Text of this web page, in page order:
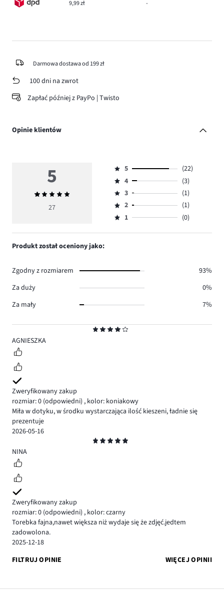
9,99 zł -
Darmowa dostawa od 199 zł
100 dni na zwrot
Zapłać później z PayPo | Twisto
Opinie klientów
4
AGNIESZKA
Zweryfikowany zakup
rozmiar: 0 (odpowiedni) , kolor: koniakowy
Miła w dotyku, w środku wystarczająca ilość kieszeni, ładnie się
prezentuje
2026-05-16
5
NINA
Zweryfikowany zakup
rozmiar: 0 (odpowiedni) , kolor: czarny
Torebka fajna,nawet większa niż wydaje się że zdjęć.jedtem
zadowolona.
2025-12-18
FILTRUJ OPINIE
WIĘCEJ OPINII
5
Średnia
ocena
27
Ocena
5,
ilość
głosów
22.
5
(22)
Ocena
4,
ilość
głosów
4
(3)
Ocena
3,
ilość
3
(1)
Ocena
2,
2
(1)
Ocena
1,
1 (0)
Produkt został oceniony jako:
Zgodny z rozmiarem
93%
Za duży
0%
Za mały
7%